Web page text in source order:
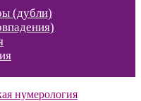
(дубли)
нумерология